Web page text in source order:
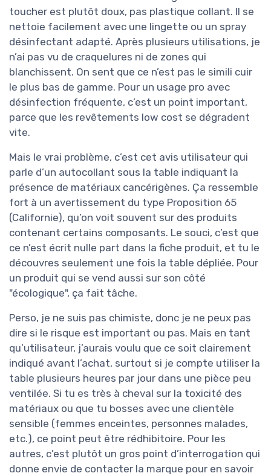
toucher est plutôt doux, pas plastique collant. Il se
nettoie facilement avec une lingette ou un spray
désinfectant adapté. Après plusieurs utilisations, je
n’ai pas vu de craquelures ni de zones qui
blanchissent. On sent que ce n’est pas le simili cuir
le plus bas de gamme. Pour un usage pro avec
désinfection fréquente, c’est un point important,
parce que les revêtements low cost se dégradent
vite.
Mais le vrai problème, c’est cet avis utilisateur qui
parle d’un autocollant sous la table indiquant la
présence de matériaux cancérigènes. Ça ressemble
fort à un avertissement du type Proposition 65
(Californie), qu’on voit souvent sur des produits
contenant certains composants. Le souci, c’est que
ce n’est écrit nulle part dans la fiche produit, et tu le
découvres seulement une fois la table dépliée. Pour
un produit qui se vend aussi sur son côté
"écologique", ça fait tâche.
Perso, je ne suis pas chimiste, donc je ne peux pas
dire si le risque est important ou pas. Mais en tant
qu’utilisateur, j’aurais voulu que ce soit clairement
indiqué avant l’achat, surtout si je compte utiliser la
table plusieurs heures par jour dans une pièce peu
ventilée. Si tu es très à cheval sur la toxicité des
matériaux ou que tu bosses avec une clientèle
sensible (femmes enceintes, personnes malades,
etc.), ce point peut être rédhibitoire. Pour les
autres, c’est plutôt un gros point d’interrogation qui
donne envie de contacter la marque pour en savoir